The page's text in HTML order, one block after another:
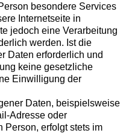
besondere Services
Internetseite in
jedoch eine Verarbeitung
werden. Ist die
Daten erforderlich und
keine gesetzliche
Einwilligung der
Daten, beispielsweise
Adresse oder
Person, erfolgt stets im